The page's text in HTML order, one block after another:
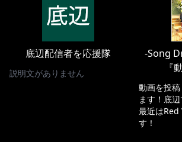
底辺配信者を応援隊
説明文がありません
-Song
『
動画を投
ます！底
最近はRed
す！